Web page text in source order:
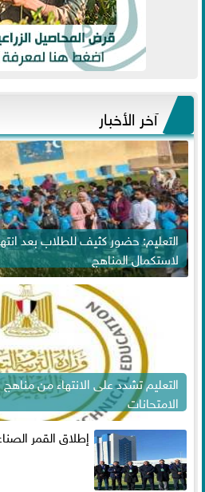
آخر الأخبار
التعليم: حضور كثيف للطلاب بعد
لاستكمال المناهج
الامتحانات
إطلاق القمر